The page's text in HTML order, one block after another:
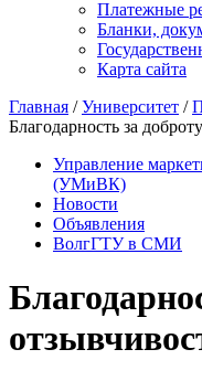
Платежные
Бланки,
Карта сайта
Главная /Университет /
Благодарность за
Управление
(УМиВК)
Новости
Объявления
ВолгГТУ в СМИ